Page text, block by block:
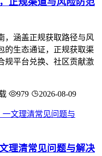
，涵盖正规获取路径与风
的生态通证，正规获取渠
规平台兑换、社区贡献激
979 2026-08-09
理清常见问题与解决